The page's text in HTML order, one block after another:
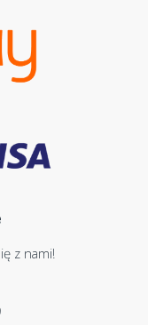
z nami!